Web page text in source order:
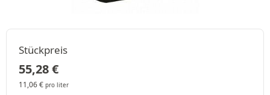
Stückpreis
55,28€
11,06€ pro liter